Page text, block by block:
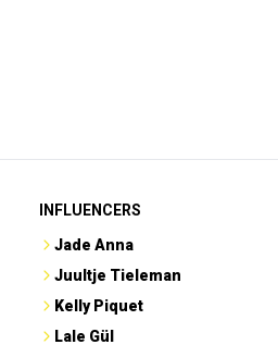
INFLUENCERS
Jade Anna
Juultje Tieleman
Kelly Piquet
Lale Gül